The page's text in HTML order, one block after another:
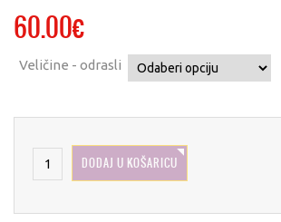
60.00€
Veličine - odrasli
DODAJ U KOŠARICU